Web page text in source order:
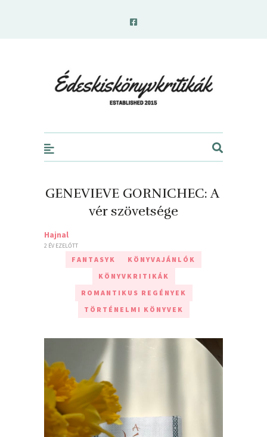
GENEVIEVE GORNICHEC: A ​
vér szövetsége
Hajnal
2 ÉV EZELŐTT
FANTASYK
KÖNYVAJÁNLÓK
KÖNYVKRITIKÁK
ROMANTIKUS REGÉNYEK
TÖRTÉNELMI KÖNYVEK